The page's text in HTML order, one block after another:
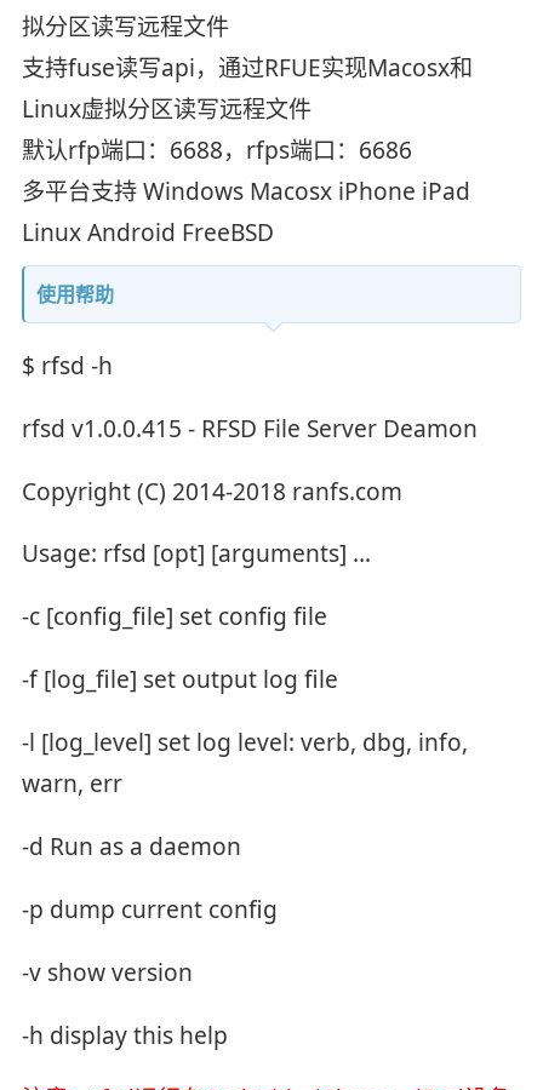
拟分区读写远程文件
支持fuse读写api，通过RFUE实现Macosx和
Linux虚拟分区读写远程文件
默认rfp端口：6688，rfps端口：6686
多平台支持 Windows Macosx iPhone iPad
Linux Android FreeBSD
使用帮助
$ rfsd -h
rfsd v1.0.0.415 - RFSD File Server Deamon
Copyright (C) 2014-2018 ranfs.com
Usage: rfsd [opt] [arguments] ...
-c [config_file] set config file
-f [log_file] set output log file
-l [log_level] set log level: verb, dbg, info,
warn, err
-d Run as a daemon
-p dump current config
-v show version
-h display this help